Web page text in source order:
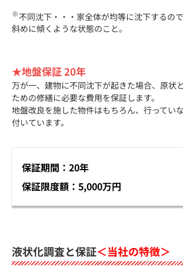
※不同沈下・・・家全体が均等に沈下するの
斜めに傾くような状態のこと。
★地盤保証 20年
万が一、建物に不同沈下が起きた場合、原状
ための修繕に必要な費用を保証します。
地盤改良を施した物件はもちろん、行ってい
付いています。
保証期間：20年
保証限度額：5,000万円
液状化調査と保証＜当社の特徴＞